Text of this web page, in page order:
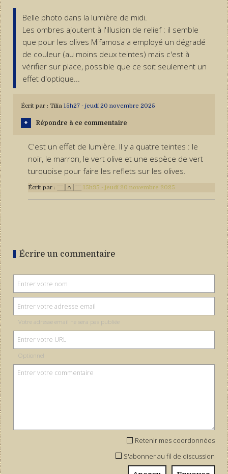
Belle photo dans la lumière de midi.
Les ombres ajoutent à l'illusion de relief : il semble
que pour les olives Mifamosa a employé un dégradé
de couleur (au moins deux teintes) mais c'est à
vérifier sur place, possible que ce soit seulement un
effet d'optique...
Écrit par : Tilia 15h27- jeudi 20 novembre 2025
Répondre à ce commentaire
C'est un effet de lumière. Il y a quatre teintes : le
noir, le marron, le vert olive et une espèce de vert
turquoise pour faire les reflets sur les olives.
Écrit par :ˉˉˉ│∩│ˉˉˉ 15h35 -jeudi 20 novembre 2025
Écrire un commentaire
Votre adresse email ne sera pas publiée
Optionnel
Retenir mes coordonnées
S'abonner au fil de discussion